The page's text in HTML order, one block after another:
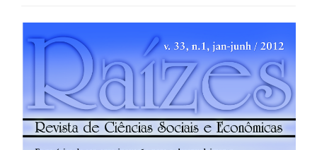
Barra
lateral
de
artigos